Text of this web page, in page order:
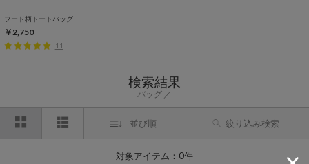
フード柄トートバッグ
￥2,750
11
検索結果
バッグ
並び順 絞り込み検索
対象アイテム：0件